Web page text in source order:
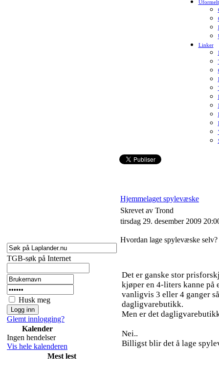
Uformelt
Linker
TGB-søk på Internet
Husk meg
Glemt innlogging?
Kalender
Ingen hendelser
Vis hele kalenderen
Mest lest
Hjemmelaget spylevæske
Skrevet av Trond
tirsdag 29. desember 2009
Hvordan lage spylevæske selv?
Det er ganske stor
kjøper en 4-liters kanne på
vanligvis 3 eller 4 ganger
dagligvarebutikk.
Men er det
Nei..
Billigst blir det å lage